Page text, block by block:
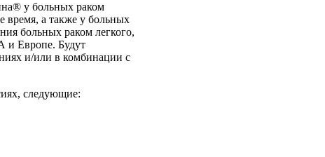
у больных раком
время, а также у больных
больных раком легкого,
и Европе. Будут
и/или в комбинации с
следующие: